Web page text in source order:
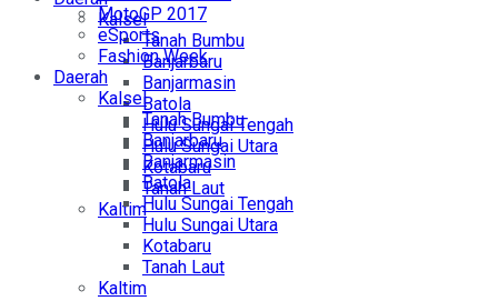
Kalsel
Tanah Bumbu
Banjarbaru
Banjarmasin
Batola
Hulu Sungai Tengah
Hulu Sungai Utara
Kotabaru
Tanah Laut
Kaltim
MotoGP 2017
eSports
Fashion Week
Daerah
Kalsel
Tanah Bumbu
Banjarbaru
Banjarmasin
Batola
Hulu Sungai Tengah
Hulu Sungai Utara
Kotabaru
Tanah Laut
Kaltim